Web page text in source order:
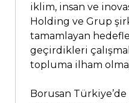
iklim, insan ve
Holding ve Grup
tamamlayan
geçirdikleri
topluma ilham
Borusan